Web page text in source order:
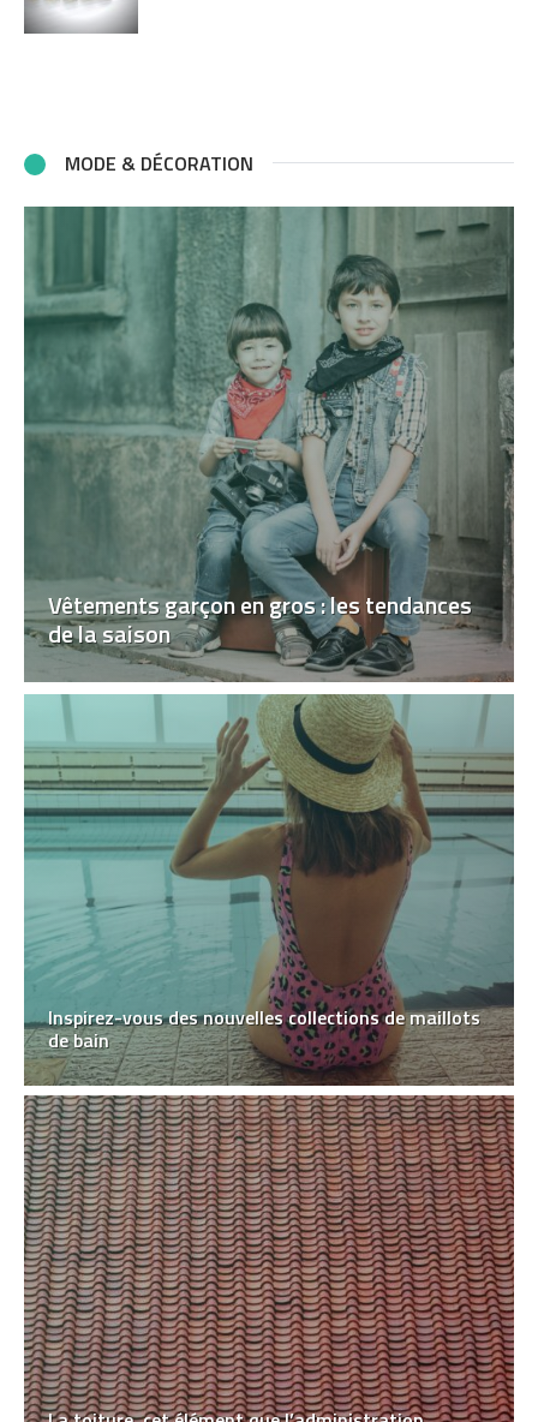
MODE & DÉCORATION
Vêtements garçon en gros : les tendances
de la saison
Inspirez-vous des nouvelles collections de maillots
de bain